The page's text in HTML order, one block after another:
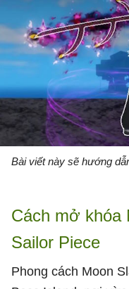
Bài viết này sẽ hướng
Cách mở khóa
Sailor Piece
Phong cách Moon